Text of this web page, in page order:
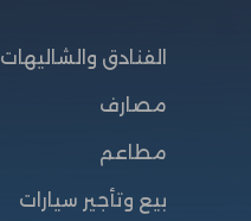
الفنادق والشاليهات
مصارف
مطاعم
بيع وتأجير سيارات